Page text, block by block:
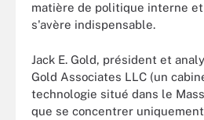
matière de politique interne
s'avère indispensable.
Jack E. Gold, président et
Gold Associates LLC (un
technologie situé dans le
que se concentrer